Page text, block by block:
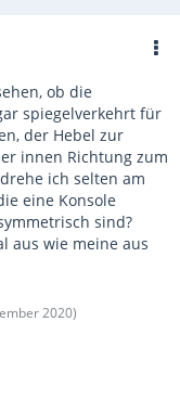
ob die
spiegelverkehrt für
der Hebel zur
innen Richtung zum
ich selten am
eine Konsole
sind?
aus wie meine aus
2020)